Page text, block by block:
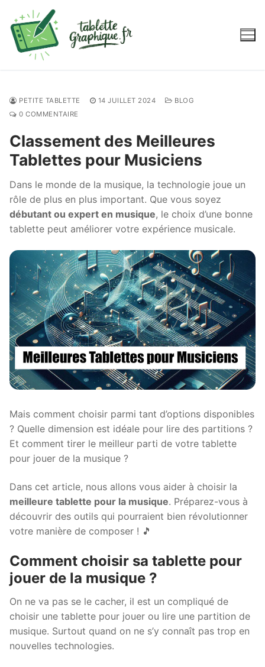
contenu
PETITE TABLETTE 14 JUILLET 2024
BLOG
0 COMMENTAIRE
Classement des Meilleures
Tablettes pour Musiciens
Dans le monde de la musique, la technologie joue un
rôle de plus en plus important. Que vous soyez
débutant ou expert en musique, le choix d’une bonne
tablette peut améliorer votre expérience musicale.
Mais comment choisir parmi tant d’options disponibles
? Quelle dimension est idéale pour lire des partitions ?
Et comment tirer le meilleur parti de votre tablette
pour jouer de la musique ?
Dans cet article, nous allons vous aider à choisir la
meilleure tablette pour la musique. Préparez-vous à
découvrir des outils qui pourraient bien révolutionner
votre manière de composer ! 🎵
Comment choisir sa tablette pour
jouer de la musique ?
On ne va pas se le cacher, il est un compliqué de
choisir une tablette pour jouer ou lire une partition de
musique. Surtout quand on ne s’y connaît pas trop en
nouvelles technologies.